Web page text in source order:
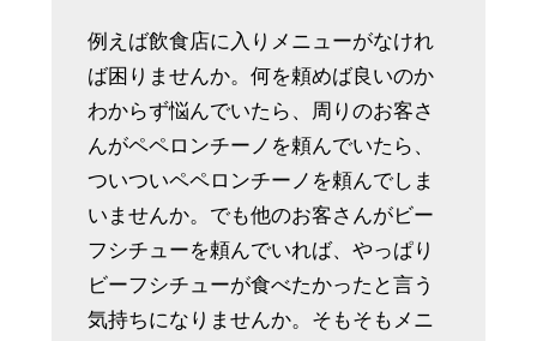
例えば飲食店に入りメニューがなけれ
ば困りませんか。何を頼めば良いのか
わからず悩んでいたら、周りのお客さ
んがペペロンチーノを頼んでいたら、
ついついペペロンチーノを頼んでしま
いませんか。でも他のお客さんがビー
フシチューを頼んでいれば、やっぱり
ビーフシチューが食べたかったと言う
気持ちになりませんか。そもそもメニ